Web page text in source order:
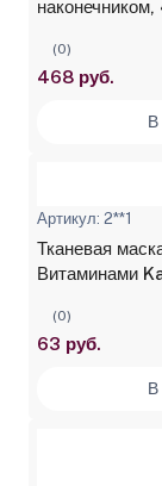
(0)
468 руб.
В
Артикул: 2**1
Тканевая
Витаминами
(0)
63 руб.
В